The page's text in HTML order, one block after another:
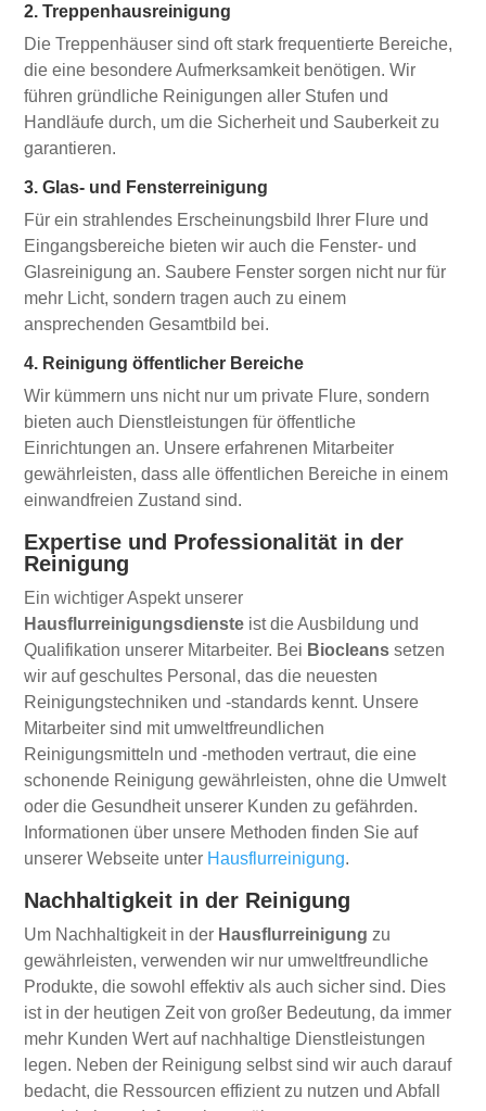
2. Treppenhausreinigung
Die Treppenhäuser sind oft stark frequentierte Bereiche,
die eine besondere Aufmerksamkeit benötigen. Wir
führen gründliche Reinigungen aller Stufen und
Handläufe durch, um die Sicherheit und Sauberkeit zu
garantieren.
3. Glas- und Fensterreinigung
Für ein strahlendes Erscheinungsbild Ihrer Flure und
Eingangsbereiche bieten wir auch die Fenster- und
Glasreinigung an. Saubere Fenster sorgen nicht nur für
mehr Licht, sondern tragen auch zu einem
ansprechenden Gesamtbild bei.
4. Reinigung öffentlicher Bereiche
Wir kümmern uns nicht nur um private Flure, sondern
bieten auch Dienstleistungen für öffentliche
Einrichtungen an. Unsere erfahrenen Mitarbeiter
gewährleisten, dass alle öffentlichen Bereiche in einem
einwandfreien Zustand sind.
Expertise und Professionalität in der
Reinigung
Ein wichtiger Aspekt unserer
Hausflurreinigungsdienste ist die Ausbildung und
Qualifikation unserer Mitarbeiter. Bei Biocleans setzen
wir auf geschultes Personal, das die neuesten
Reinigungstechniken und -standards kennt. Unsere
Mitarbeiter sind mit umweltfreundlichen
Reinigungsmitteln und -methoden vertraut, die eine
schonende Reinigung gewährleisten, ohne die Umwelt
oder die Gesundheit unserer Kunden zu gefährden.
Informationen über unsere Methoden finden Sie auf
unserer Webseite unter Hausflurreinigung.
Nachhaltigkeit in der Reinigung
Um Nachhaltigkeit in der Hausflurreinigung zu
gewährleisten, verwenden wir nur umweltfreundliche
Produkte, die sowohl effektiv als auch sicher sind. Dies
ist in der heutigen Zeit von großer Bedeutung, da immer
mehr Kunden Wert auf nachhaltige Dienstleistungen
legen. Neben der Reinigung selbst sind wir auch darauf
bedacht, die Ressourcen effizient zu nutzen und Abfall